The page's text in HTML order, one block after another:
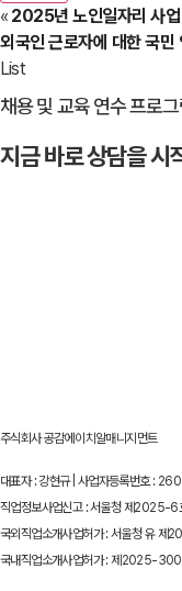
« 2025년 노인일자리 사
외국인 근로자에 대한 국
List
채용 및 교육 연수 프로그
지금 바로 상담을 시
주식회사 공감에이치알매니지먼트
대표자 : 강현규 | 사업자등록번호 :
직업정보사업신고 : 서울청 제
국외직업소개사업허가 : 서울청 유 제
국내직업소개사업허가 : 제2025-